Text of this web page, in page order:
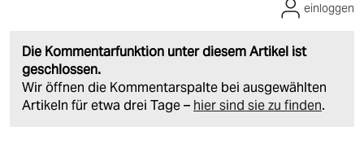
Die Kommentarfunktion unter diesem Artikel ist
geschlossen.
Wir öffnen die Kommentarspalte bei ausgewählten
Artikeln für etwa drei Tage – hier sind sie zu finden.
einloggen